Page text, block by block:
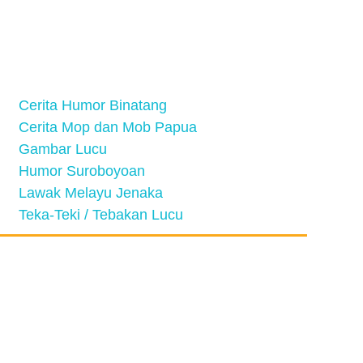
Cerita Humor Binatang
Cerita Mop dan Mob Papua
Gambar Lucu
Humor Suroboyoan
Lawak Melayu Jenaka
Teka-Teki / Tebakan Lucu